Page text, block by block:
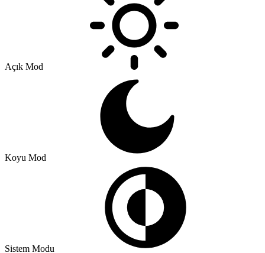
Açık Mod
Koyu Mod
Sistem Modu